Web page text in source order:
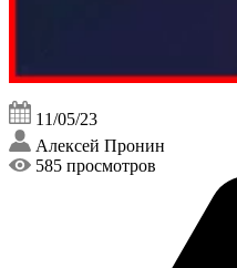
11/05/23
Алексей Пронин
585 просмотров